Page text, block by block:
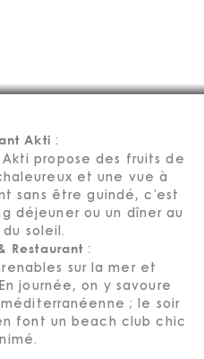
Akti :
propose des fruits de
et une vue à
sans être guindé, c’est
déjeuner ou un dîner au
soleil.
Restaurant :
sur la mer et
journée, on y savoure
; le soir
font un beach club chic